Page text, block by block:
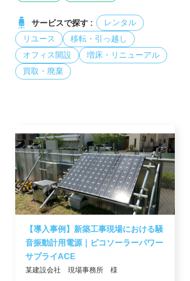
サービスで探す :
レンタル
リユース
移転・引っ越し
オフィス開設
増床・リニューアル
買取・廃棄
【導入事例】新築工事現場における騒
音振動計用電源｜ピコソーラーパワー
サプライACE
某建設会社 現場事務所 様